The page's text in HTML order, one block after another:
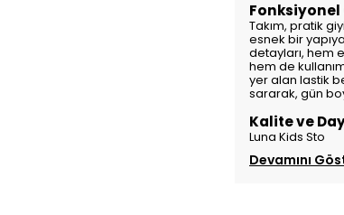
Takım, pratik
esnek bir
detayları, hem
hem de
yer alan lastik
sararak, gün
Kalite ve
Luna Kids Sto
Devamını